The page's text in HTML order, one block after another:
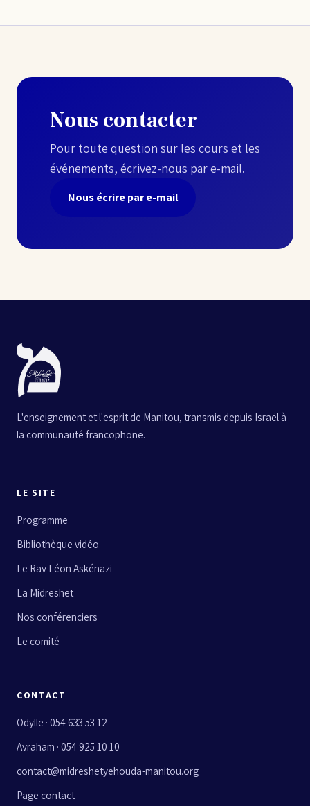
Nous contacter
Pour toute question sur les cours et les
événements, écrivez-nous par e-mail.
Nous écrire par e-mail
L'enseignement et l'esprit de Manitou, transmis depuis Israël à
la communauté francophone.
LE SITE
Programme
Bibliothèque vidéo
Le Rav Léon Askénazi
La Midreshet
Nos conférenciers
Le comité
CONTACT
Odylle · 054 633 53 12
Avraham · 054 925 10 10
contact@midreshetyehouda-manitou.org
Page contact